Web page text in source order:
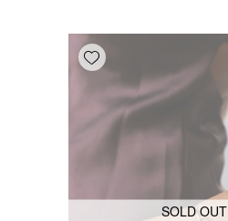
Add wishlist
SOLD OUT